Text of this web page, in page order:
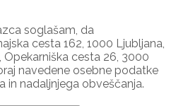
soglašam, da
cesta 162, 1000 Ljubljana,
cesta 26, 3000
navedene osebne podatke
in nadaljnjega obveščanja.